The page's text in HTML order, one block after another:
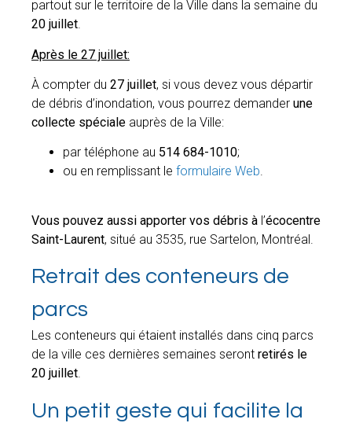
partout sur le territoire de la Ville dans la semaine du
20 juillet.
Après le 27 juillet:
À compter du 27 juillet, si vous devez vous départir
de débris d’inondation, vous pourrez demander une
collecte spéciale auprès de la Ville:
par téléphone au 514 684-1010;
ou en remplissant le formulaire Web.
Vous pouvez aussi apporter vos débris à l’écocentre
Saint-Laurent, situé au 3535, rue Sartelon, Montréal.
Retrait des conteneurs de
parcs
Les conteneurs qui étaient installés dans cinq parcs
de la ville ces dernières semaines seront retirés le
20 juillet.
Un petit geste qui facilite la